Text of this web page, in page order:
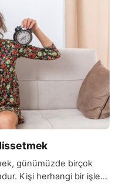
günümüzde birçok
Kişi herhangi bir işle